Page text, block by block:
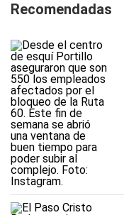
Recomendadas